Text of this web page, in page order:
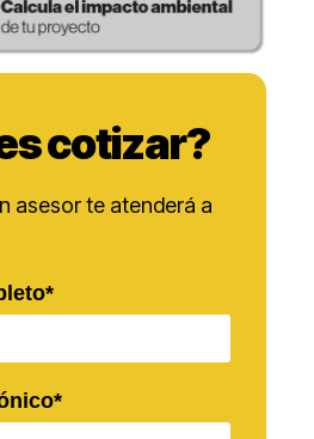
cotizar?
asesor te atenderá a